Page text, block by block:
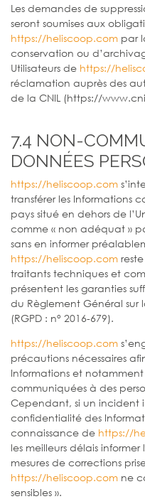
Les demandes de
seront soumises aux
https://heliscoop.com par
conservation ou
Utilisateurs de https://
réclamation auprès des
de la CNIL (https://
7.4 NON-
DONNÉES
https://heliscoop.com
transférer les Informations
pays situé en dehors de
comme « non adéquat »
sans en informer
https://heliscoop.com
traitants techniques et
présentent les garanties
du Règlement Général sur
(RGPD : n° 2016-679).
https://heliscoop.com
précautions nécessaires
Informations et
communiquées à des
Cependant, si un incident
confidentialité des
connaissance de https://
les meilleurs délais
mesures de corrections
https://heliscoop.com ne
sensibles ».